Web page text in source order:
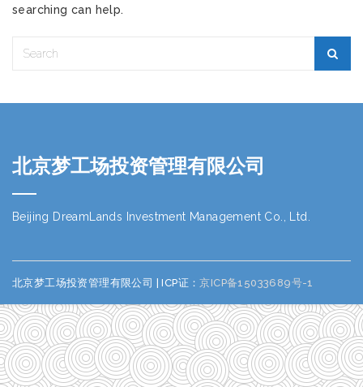
searching can help.
北京梦工场投资管理有限公司
Beijing DreamLands Investment Management Co., Ltd.
北京梦工场投资管理有限公司 | ICP证：京ICP备15033689号-1